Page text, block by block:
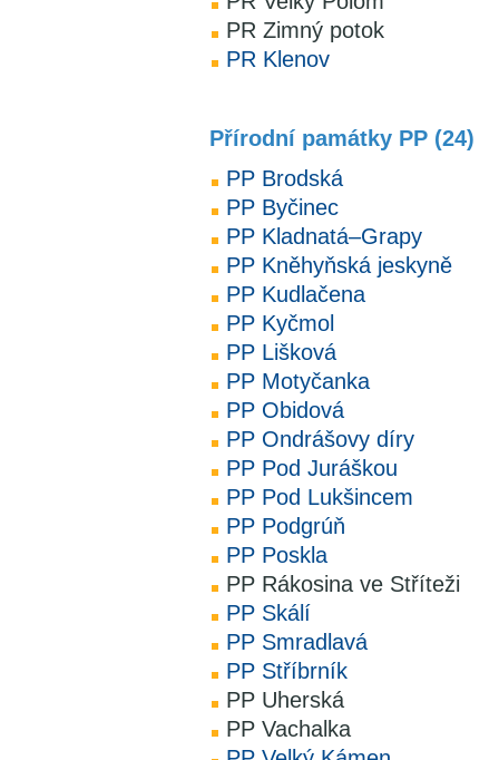
PR Zimný potok
PR Klenov
Přírodní památky PP (24)
PP Brodská
PP Byčinec
PP Kladnatá–Grapy
PP Kněhyňská jeskyně
PP Kudlačena
PP Kyčmol
PP Lišková
PP Motyčanka
PP Obidová
PP Ondrášovy díry
PP Pod Juráškou
PP Pod Lukšincem
PP Podgrúň
PP Poskla
PP Rákosina ve Stříteži
PP Skálí
PP Smradlavá
PP Stříbrník
PP Uherská
PP Vachalka